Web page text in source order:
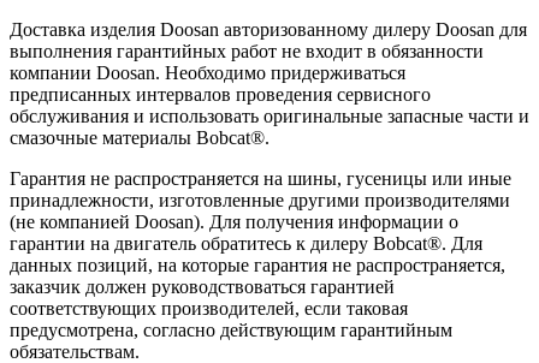
Доставка изделия Doosan авторизованному дилеру Doosan для
выполнения гарантийных работ не входит в обязанности
компании Doosan. Необходимо придерживаться
предписанных интервалов проведения сервисного
обслуживания и использовать оригинальные запасные части и
смазочные материалы Bobcat®.
Гарантия не распространяется на шины, гусеницы или иные
принадлежности, изготовленные другими производителями
(не компанией Doosan). Для получения информации о
гарантии на двигатель обратитесь к дилеру Bobcat®. Для
данных позиций, на которые гарантия не распространяется,
заказчик должен руководствоваться гарантией
соответствующих производителей, если таковая
предусмотрена, согласно действующим гарантийным
обязательствам.